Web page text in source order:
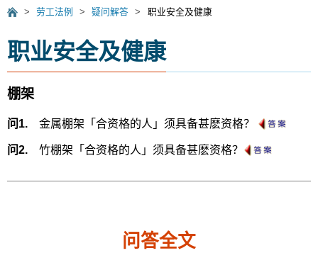
> 劳工法例 > 疑问解答 > 职业安全及健康
职业安全及健康
棚架
问1. 金属棚架「合资格的人」须具备甚麽资格？
问2. 竹棚架「合资格的人」须具备甚麽资格？
问答全文